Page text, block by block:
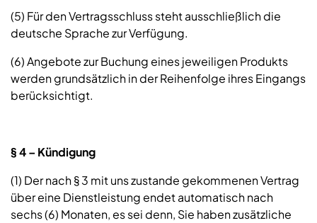
(5) Für den Vertragsschluss steht ausschließlich die
deutsche Sprache zur Verfügung.
(6) Angebote zur Buchung eines jeweiligen Produkts
werden grundsätzlich in der Reihenfolge ihres Eingangs
berücksichtigt.
§ 4 – Kündigung
(1) Der nach § 3 mit uns zustande gekommenen Vertrag
über eine Dienstleistung endet automatisch nach
sechs (6) Monaten, es sei denn, Sie haben zusätzliche